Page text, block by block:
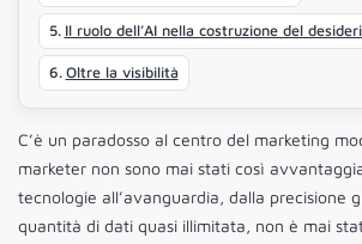
Il ruolo dell’AI nella costruzione del
Oltre la visibilità
C’è un paradosso al centro del marketing
marketer non sono mai stati così
tecnologie all’avanguardia, dalla precisione
quantità di dati quasi illimitata, non è mai